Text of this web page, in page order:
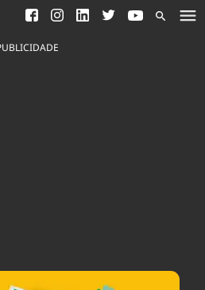
Saneamento
Indicadores